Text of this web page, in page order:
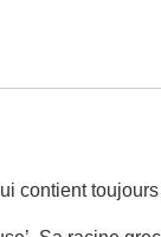
contient